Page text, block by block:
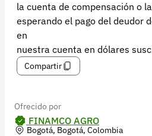
la cuenta de compensación o
esperando el pago del deudor
en
nuestra cuenta en dólares
Compartir
Ofrecido por
FINAMCO AGRO
Bogotá, Bogotá, Colombia
contacto@croper.com
© 2026 Croper.com Todos los
Versión 5.45.0
Síguenos